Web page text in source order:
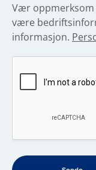
Vær oppmerksom
være
informasjon.